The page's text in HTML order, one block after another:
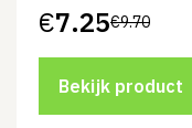
€9.70
Oorspronkelijke
was:
€9.70.
€7.25
Huidige
is:
€7.25.
Bekijk product